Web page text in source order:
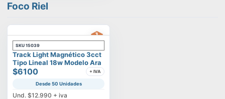
Foco Riel
SKU 15039
Track Light Magnético 3cct
Tipo Lineal 18w Modelo Ara
$6100 + IVA
Desde 50 Unidades
Und. $12.990 + iva